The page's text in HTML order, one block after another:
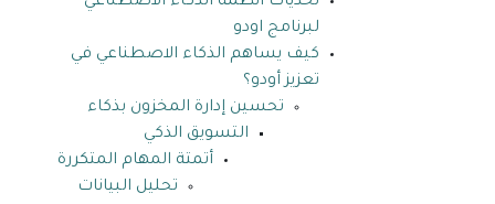
لبرنامج اودو
كيف يساهم الذكاء الاصطناعي في
تعزيز أودو؟
تحسين إدارة المخزون بذكاء
التسويق الذكي
أتمتة المهام المتكررة
تحليل البيانات